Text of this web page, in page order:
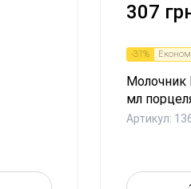
307
-31%
Молочник
мл
Артикул: